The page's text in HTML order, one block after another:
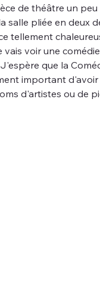
de théâtre un
salle pliée en deux
tellement
voir une
que la
important
d'artistes ou de